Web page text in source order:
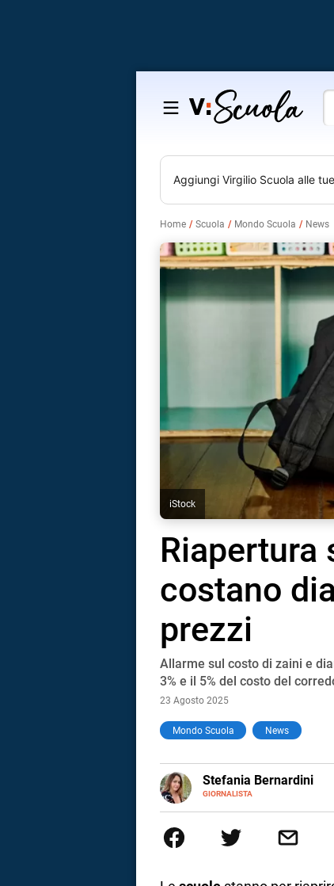
Salta
contenuto
Aggiungi Virgilio Scuola alle
Home Scuola Mondo Scuola News
iStock
Riapertura
costano
prezzi
Allarme sul costo di zaini e
3% e il 5% del costo del
23 Agosto 2025
Mondo Scuola News
Stefania Bernardini
GIORNALISTA
E-
MAIL
esperienze nella
social